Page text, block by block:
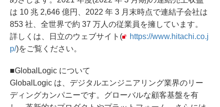
は 10 兆 2,646 億円、2022 年 3 月末時点で連結子会社は
853 社、全世界で約 37 万人の従業員を擁しています。
詳しくは、日立のウェブサイト(
https://www.hitachi.co.j
p/)をご覧ください。
■GlobalLogic について
GlobalLogic は、デジタルエンジニアリング業界のリー
ディングカンパニーです。グローバルな顧客基盤を有